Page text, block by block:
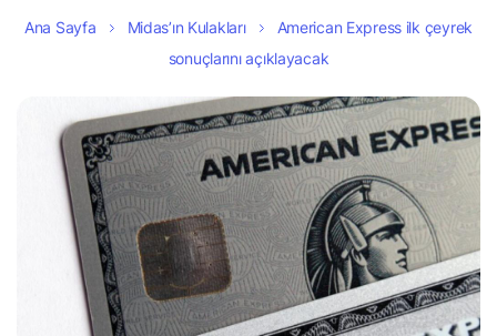
Ana Sayfa Midas’ın Kulakları
American Express ilk çeyrek
sonuçlarını açıklayacak